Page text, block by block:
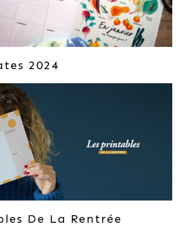
2024
De La Rentrée